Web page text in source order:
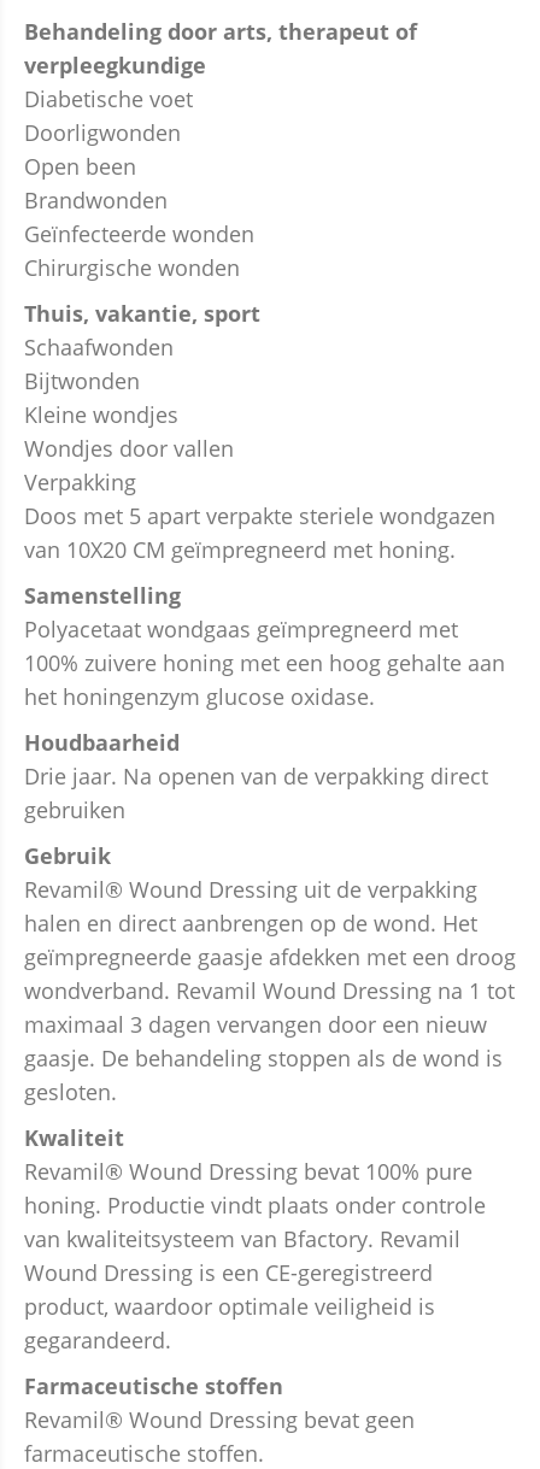
Behandeling door arts, therapeut of
verpleegkundige
Diabetische voet
Doorligwonden
Open been
Brandwonden
Geïnfecteerde wonden
Chirurgische wonden
Thuis, vakantie, sport
Schaafwonden
Bijtwonden
Kleine wondjes
Wondjes door vallen
Verpakking
Doos met 5 apart verpakte steriele wondgazen
van 10X20 CM geïmpregneerd met honing.
Samenstelling
Polyacetaat wondgaas geïmpregneerd met
100% zuivere honing met een hoog gehalte aan
het honingenzym glucose oxidase.
Houdbaarheid
Drie jaar. Na openen van de verpakking direct
gebruiken
Gebruik
Revamil® Wound Dressing uit de verpakking
halen en direct aanbrengen op de wond. Het
geïmpregneerde gaasje afdekken met een droog
wondverband. Revamil Wound Dressing na 1 tot
maximaal 3 dagen vervangen door een nieuw
gaasje. De behandeling stoppen als de wond is
gesloten.
Kwaliteit
Revamil® Wound Dressing bevat 100% pure
honing. Productie vindt plaats onder controle
van kwaliteitsysteem van Bfactory. Revamil
Wound Dressing is een CE-geregistreerd
product, waardoor optimale veiligheid is
gegarandeerd.
Farmaceutische stoffen
Revamil® Wound Dressing bevat geen
farmaceutische stoffen.